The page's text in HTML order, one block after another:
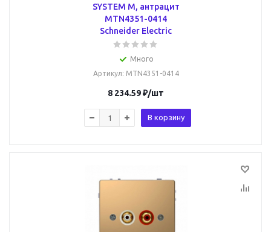
SYSTEM M, антрацит
MTN4351-0414
Schneider Electric
Много
Артикул: MTN4351-0414
8 234.59₽/шт
В корзину